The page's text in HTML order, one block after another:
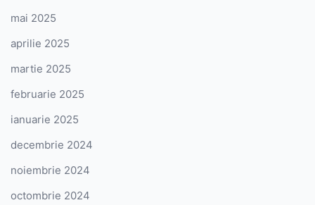
mai 2025
aprilie 2025
martie 2025
februarie 2025
ianuarie 2025
decembrie 2024
noiembrie 2024
octombrie 2024